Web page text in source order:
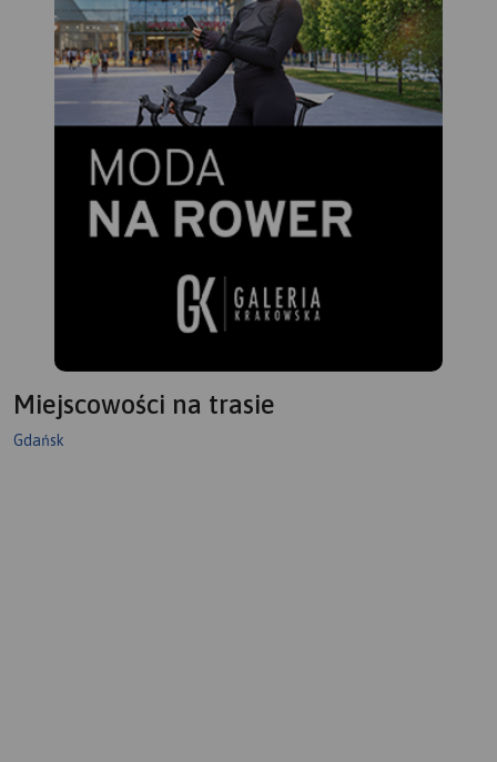
Miejscowości na trasie
Gdańsk